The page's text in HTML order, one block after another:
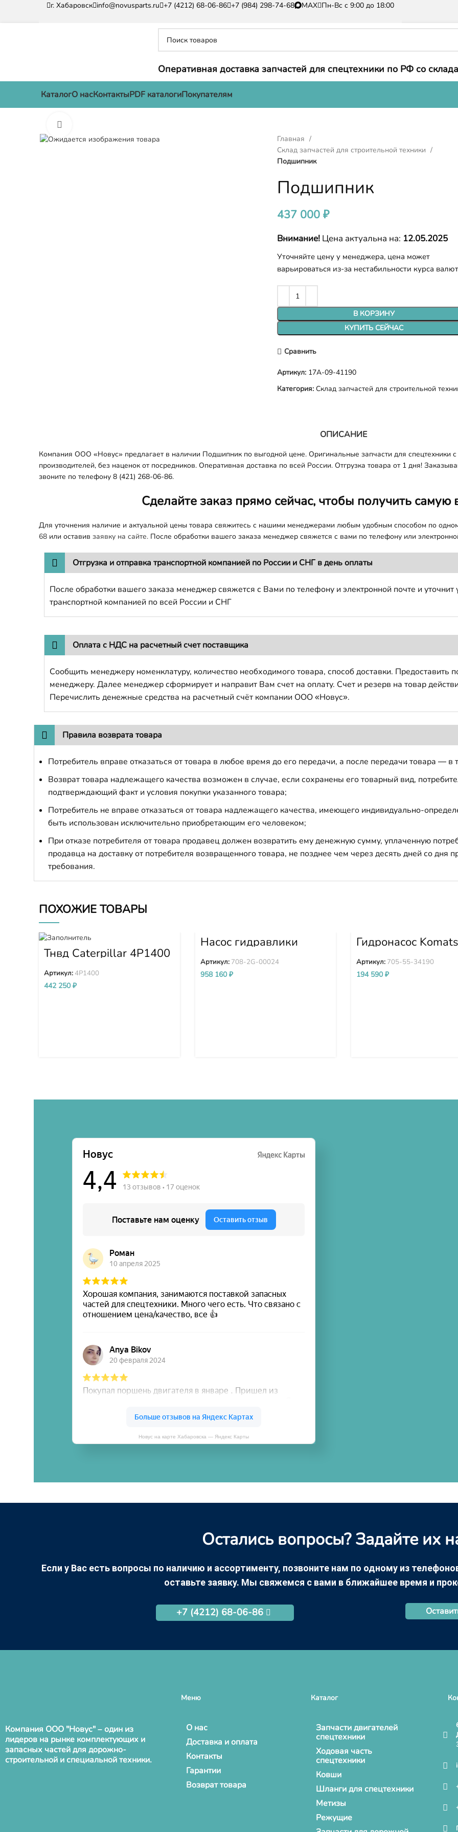
г. Хабаровск info@novusparts.ru +7 (4212) 68-06-86 +7 (984) 298-74-68 MAX Пн-Вс с 9:00 до 18:00
Оперативная доставка запчастей для спецтехники по РФ со
КаталогО насКонтактыPDF каталогиПокупателям
Главная
Склад запчастей для строительной техники
Подшипник
Подшипник
437 000₽
Внимание! Цена актуальна на: 12.05.2025
Уточняйте цену у менеджера, цена может
варьироваться из-за нестабильности курса валют
В КОРЗИНУ
КУПИТЬ СЕЙЧАС
Сравнить
Артикул: 17A-09-41190
Категория: Склад запчастей для строительной
ОПИСАНИЕ
Компания ООО «Новус» предлагает в наличии Подшипник по выгодной цене. Оригинальные запчасти для спецтехники
производителей, без наценок от посредников. Оперативная доставка по всей России. Отгрузка товара от 1 дня!
звоните по телефону 8 (421) 268-06-86.
Сделайте заказ прямо сейчас, чтобы получить
Для уточнения наличие и актуальной цены товара свяжитесь с нашими менеджерами любым удобным способом по
68 или оставив заявку на сайте. После обработки вашего заказа менеджер свяжется с вами по телефону или
Отгрузка и отправка транспортной компанией по России и СНГ в день оплаты
После обработки вашего заказа менеджер свяжется с Вами по телефону и электронной почте и уточнит
транспортной компанией по всей России и СНГ
Оплата с НДС на расчетный счет поставщика
Сообщить менеджеру номенклатуру, количество необходимого товара, способ доставки.
менеджеру. Далее менеджер сформирует и направит Вам счет на оплату. Счет и резерв на товар
Перечислить денежные средства на расчетный счёт компании ООО «Новус».
Правила возврата товара
Потребитель вправе отказаться от товара в любое время до его передачи, а после передачи товара — в
Возврат товара надлежащего качества возможен в случае, если сохранены его товарный вид,
подтверждающий факт и условия покупки указанного товара;
Потребитель не вправе отказаться от товара надлежащего качества, имеющего индивидуально-
быть использован исключительно приобретающим его человеком;
При отказе потребителя от товара продавец должен возвратить ему денежную сумму, уплаченную
продавца на доставку от потребителя возвращенного товара, не позднее чем через десять дней со дня
требования.
ПОХОЖИЕ ТОВАРЫ
Тнвд Caterpillar 4P1400
Артикул:4P1400
442 250₽
Насос гидравлики
PC300-7 PC350-7
PC360-7 708-2G-00024
Артикул: 708-2G-00024
958 160₽
Гидронасос
WA380-3 705-55-
Артикул: 705-55-34190
194 590₽
Новус на карте Хабаровска — Яндекс Карты
Остались вопросы? Задайте их
Если у Вас есть вопросы по наличию и ассортименту, позвоните нам по одному из
оставьте заявку. Мы свяжемся с вами в ближайшее время и
+7 (4212) 68-06-86
Компания ООО "Новус" – один из
лидеров на рынке комплектующих и
запасных частей для дорожно-
строительной и специальной техники.
Меню
О нас
Доставка и оплата
Контакты
Гарантии
Возврат товара
Каталог
Запчасти двигателей
спецтехники
Ходовая часть
спецтехники
Ковши
Шланги для спецтехники
Метизы
Режущие